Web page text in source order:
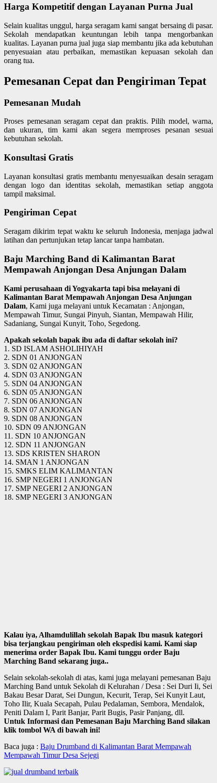
Harga Kompetitif dengan Layanan Purna Jual
Selain kualitas unggul, harga seragam kami sangat bersaing di pasar.
Sekolah mendapatkan keuntungan lebih tanpa mengorbankan
kualitas. Layanan purna jual juga siap membantu jika ada kebutuhan
penyesuaian atau perbaikan, memastikan kepuasan sekolah dan
orang tua.
Pemesanan Cepat dan Pengiriman Tepat
Pemesanan Mudah
Proses pemesanan seragam cepat dan praktis. Pilih model, warna,
dan ukuran, tim kami akan segera memproses pesanan sesuai
kebutuhan sekolah.
Konsultasi Gratis
Layanan konsultasi gratis membantu menyesuaikan desain seragam
dengan logo dan identitas sekolah, memastikan setiap anggota
tampil maksimal.
Pengiriman Cepat
Seragam dikirim tepat waktu ke seluruh Indonesia, menjaga jadwal
latihan dan pertunjukan tetap lancar tanpa hambatan.
Baju Marching Band di Kalimantan Barat
Mempawah Anjongan Desa Anjungan Dalam
Kami perusahaan di Yogyakarta tapi bisa melayani di
Kalimantan Barat Mempawah Anjongan Desa Anjungan
Dalam, Kami juga melayani untuk Kecamatan : Anjongan,
Mempawah Timur, Sungai Pinyuh, Siantan, Mempawah Hilir,
Sadaniang, Sungai Kunyit, Toho, Segedong.
Apakah sekolah bapak ibu ada di daftar sekolah ini?
1. SD ISLAM ASHOLIHIYAH
2. SDN 01 ANJONGAN
3. SDN 02 ANJONGAN
4. SDN 03 ANJONGAN
5. SDN 04 ANJONGAN
6. SDN 05 ANJONGAN
7. SDN 06 ANJONGAN
8. SDN 07 ANJONGAN
9. SDN 08 ANJONGAN
10. SDN 09 ANJONGAN
11. SDN 10 ANJONGAN
12. SDN 11 ANJONGAN
13. SDS KRISTEN SHARON
14. SMAN 1 ANJONGAN
15. SMKS ELIM KALIMANTAN
16. SMP NEGERI 1 ANJONGAN
17. SMP NEGERI 2 ANJONGAN
18. SMP NEGERI 3 ANJONGAN
Kalau iya, Alhamdulillah sekolah Bapak Ibu masuk kategori
bisa terjangkau pengiriman oleh ekspedisi kami. Kami siap
menerima order Bapak Ibu. Kami tunggu order Baju
Marching Band sekarang juga..
Selain sekolah-sekolah di atas, kami juga melayani pemesanan Baju
Marching Band untuk Sekolah di Kelurahan / Desa : Sei Duri Ii, Sei
Bakau Besar Darat, Sei Dungun, Kecurit, Terap, Sei Kunyit Laut,
Toho Ilir, Kuala Secapah, Pulau Pedalaman, Sembora, Mendalok,
Peniti Dalam I, Parit Banjar, Parit Bugis, Pasir Panjang, dll.
Untuk Informasi dan Pemesanan Baju Marching Band silakan
klik tombol WA di bawah ini!
Baca juga : Baju Drumband di Kalimantan Barat Mempawah
Mempawah Timur Desa Sejegi